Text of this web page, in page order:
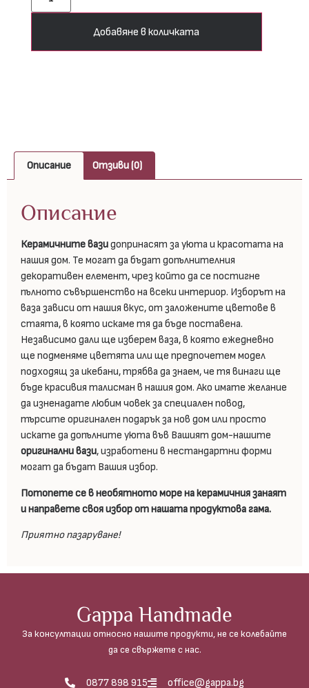
Добавяне в количката
Описание Отзиви (0)
Описание
Керамичните вази допринасят за уюта и красотата на
нашия дом. Те могат да бъдат допълнителния
декоративен елемент, чрез който да се постигне
пълното съвършенство на всеки интериор. Изборът на
ваза зависи от нашия вкус, от заложените цветове в
стаята, в която искаме тя да бъде поставена.
Независимо дали ще изберем ваза, в която ежедневно
ще подменяме цветята или ще предпочетем модел
подходящ за икебани, трябва да знаем, че тя винаги ще
бъде красивия талисман в нашия дом. Ако имате желание
да изненадате любим човек за специален повод,
търсите оригинален подарък за нов дом или просто
искате да допълните уюта във Вашият дом-нашите
оригинални вази, изработени в нестандартни форми
могат да бъдат Вашия избор.
Потопете се в необятното море на керамичния занаят
и направете своя избор от нашата продуктова гама.
Приятно пазаруване!
Gappa Handmade
За консултации относно нашите продукти, не се колебайте
да се свържете с нас.
0877 898 915 office@gappa.bg